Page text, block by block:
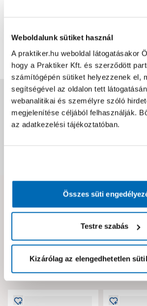
Weboldalunk sütiket használ
A praktiker.hu weboldal látogatásakor
hogy a Praktiker Kft. és szerződött
számítógépén sütiket helyezzenek el,
segítségével az oldalon tett
webanalitikai és személyre szóló
megjelenítése céljából felhasználják.
az adatkezelési tájékoztatóban.
Összes süti
Testre szabás
Kizárólag az elengedhetetlen
További értékelések
Jótállás, szavatosság
Csomagolási és súly információk
Hibát találtál az oldalon vagy a
Kérjük jelezd nekünk!
Neked ajánljuk!